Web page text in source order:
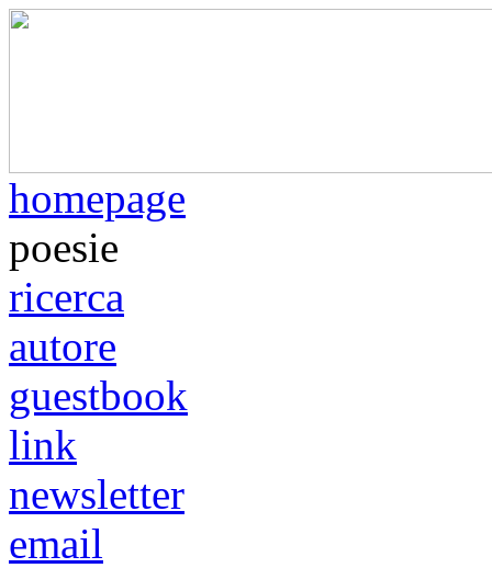
homepage
poesie
ricerca
autore
guestbook
link
newsletter
email